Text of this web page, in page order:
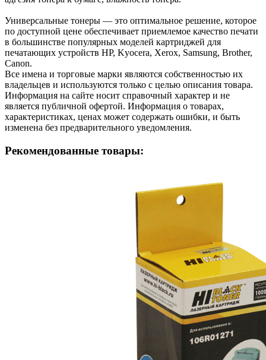
Универсальные тонеры — это оптимальное решение, которое
по доступной цене обеспечивает приемлемое качество печати
в большинстве популярных моделей картриджей для
печатающих устройств HP, Kyocera, Xerox, Samsung, Brother,
Canon.
Все имена и торговые марки являются собственностью их
владельцев и используются только с целью описания товара.
Информация на сайте носит справочный характер и не
является публичной офертой. Информация о товарах,
характеристиках, ценах может содержать ошибки, и быть
изменена без предварительного уведомления.
Рекомендованные товары: